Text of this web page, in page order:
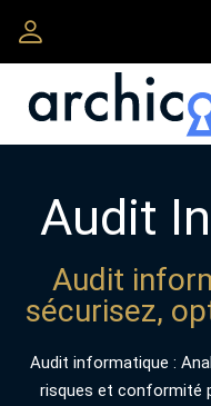
Audit
Audit
sécurisez,
Audit informatique :
risques et conformité